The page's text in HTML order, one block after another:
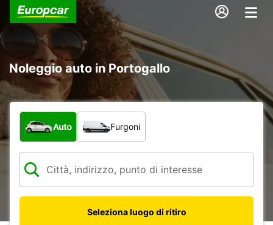
Noleggio auto in Portogallo
Scegli la tipologia di veicolo:
Auto Furgoni
Seleziona luogo di ritiro